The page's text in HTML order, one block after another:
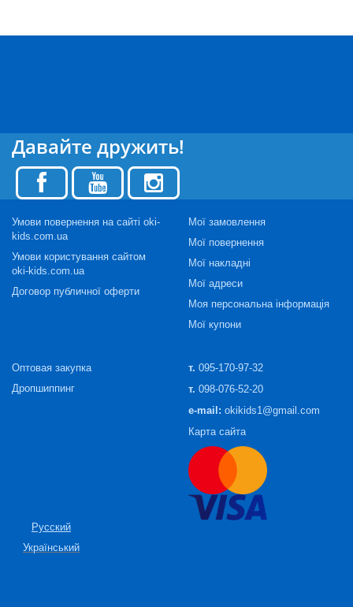
Давайте дружить!
Умови повернення на сайті oki-
kids.com.ua
Умови користування сайтом
oki-kids.com.ua
Договор публичної оферти
Мої замовлення
Мої повернення
Мої накладні
Мої адреси
Моя персональна інформація
Мої купони
Оптовая закупка
Дропшиппинг
т. 095-170-97-32
т. 098-076-52-20
e-mail: okikids1@gmail.com
Карта сайта
Русский
Український